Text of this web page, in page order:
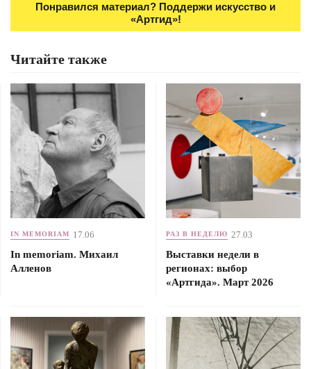
Понравился материал? Поддержи искусство и
«Артгид»!
Читайте также
IN MEMORIAM 17.06
In memoriam. Михаил
Алленов
РАЗ В НЕДЕЛЮ 27.03
Выставки недели в
регионах: выбор
«Артгида». Март 2026